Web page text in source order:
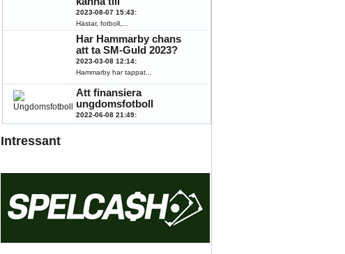
2023-08-07 15:43:
Hästar, fotboll,...
Har Hammarby chans
att ta SM-Guld 2023?
2023-03-08 12:14:
Hammarby har tappat...
Att finansiera
ungdomsfotboll
2022-06-08 21:49:
Fotboll engagerar...
Intressant